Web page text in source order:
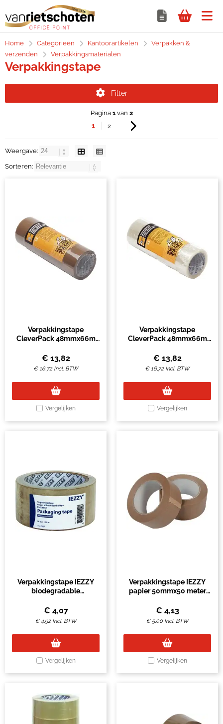
Home Categorieën Kantoorartikelen
Verpakken &
verzenden
Verpakkingsmaterialen
Verpakkingstape
Filter
Pagina 1van 2
1 2
Weergave:
Sorteren:
Verpakkingstape
CleverPack 48mmx66m
€ 13,82
€16,72 Incl. BTW
Vergelijken
Verpakkingstape
CleverPack 48mmx66m
rollen
€ 13,82
€16,72 Incl. BTW
Vergelijken
Verpakkingstape IEZZY
biodegradable
€ 4,07
€4,92 Incl. BTW
Vergelijken
Verpakkingstape IEZZY
papier 50mmx50 meter
bruin
€ 4,13
€ 5,00 Incl. BTW
Vergelijken